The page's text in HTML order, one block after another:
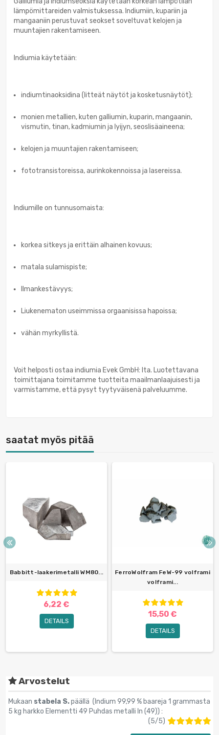
lämpömittareiden valmistuksessa. Indiumiin, kupariin ja
mangaaniin perustuvat seokset soveltuvat kelojen ja
muuntajien rakentamiseen.
Indiumia käytetään:
indiumtinaoksidina (litteät näytöt ja kosketusnäytöt);
monien metallien, kuten galliumin, kuparin, mangaanin,
vismutin, tinan, kadmiumin ja lyijyn, seoslisäaineena;
kelojen ja muuntajien rakentamiseen;
fototransistoreissa, aurinkokennoissa ja lasereissa.
Indiumille on tunnusomaista:
korkea sitkeys ja erittäin alhainen kovuus;
matala sulamispiste;
Ilmankestävyys;
Liukenematon useimmissa orgaanisissa hapoissa;
vähän myrkyllistä.
Voit helposti ostaa indiumia Evek GmbH: lta. Luotettavana
toimittajana toimitamme tuotteita maailmanlaajuisesti ja
varmistamme, että pysyt tyytyväisenä palveluumme.
saatat myös pitää
Babbitt-laakerimetalli WM80...
6,22 €
DETAILS
FerroWolfram FeW-99 volframi
volframi...
15,50 €
DETAILS
Arvostelut
Mukaan stabela S.päällä (Indium 99,99 % baareja 1 grammasta
5 kg harkko Elementti 49 Puhdas metalli In (49)) :
(5/5)